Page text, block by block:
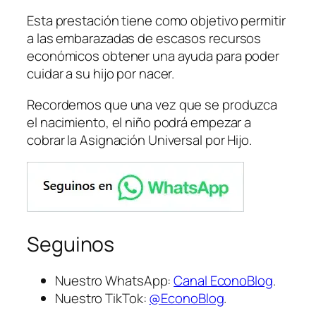
Esta prestación tiene como objetivo permitir
a las embarazadas de escasos recursos
económicos obtener una ayuda para poder
cuidar a su hijo por nacer.
Recordemos que una vez que se produzca
el nacimiento, el niño podrá empezar a
cobrar la Asignación Universal por Hijo.
Seguinos
Nuestro WhatsApp:Canal EconoBlog.
Nuestro TikTok:@EconoBlog.